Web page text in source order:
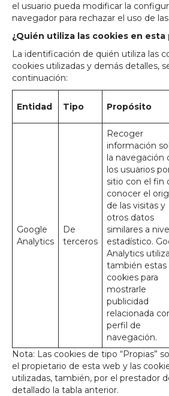
el usuario pueda modificar la
navegador para rechazar el uso de
¿Quién utiliza las cookies en esta
La identificación de quién utiliza las
cookies utilizadas y demás detalles,
continuación:
Entidad Tipo Propósito
Google
Analytics
De
terceros
Recoger
información
la navegación
los usuarios
sitio con el fin
conocer el
de las visitas y
otros datos
similares a
estadístico.
Analytics utiliza
también estas
cookies para
mostrarle
publicidad
relacionada
perfil de
navegación.
Nota: Las cookies de tipo “Propias”
el propietario de esta web y las
utilizadas, también, por el prestador
detallado la tabla anterior.